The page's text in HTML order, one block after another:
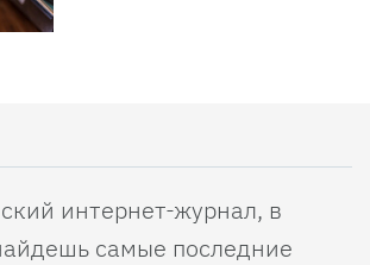
интернет-журнал, в
самые последние